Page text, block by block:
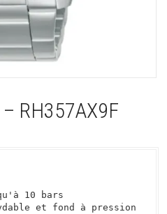
– RH357AX9F
10 bars
et fond à pression